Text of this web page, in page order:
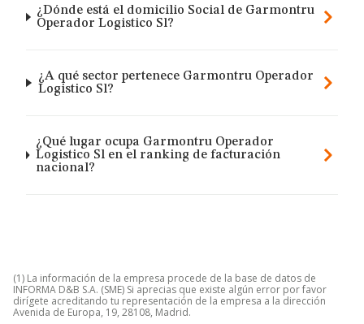
¿Dónde está el domicilio Social de Garmontru
Operador Logistico Sl?
¿A qué sector pertenece Garmontru Operador
Logistico Sl?
¿Qué lugar ocupa Garmontru Operador
Logistico Sl en el ranking de facturación
nacional?
(1) La información de la empresa procede de la base de datos de
INFORMA D&B S.A. (SME) Si aprecias que existe algún error por favor
dirígete acreditando tu representación de la empresa a la dirección
Avenida de Europa, 19, 28108, Madrid.